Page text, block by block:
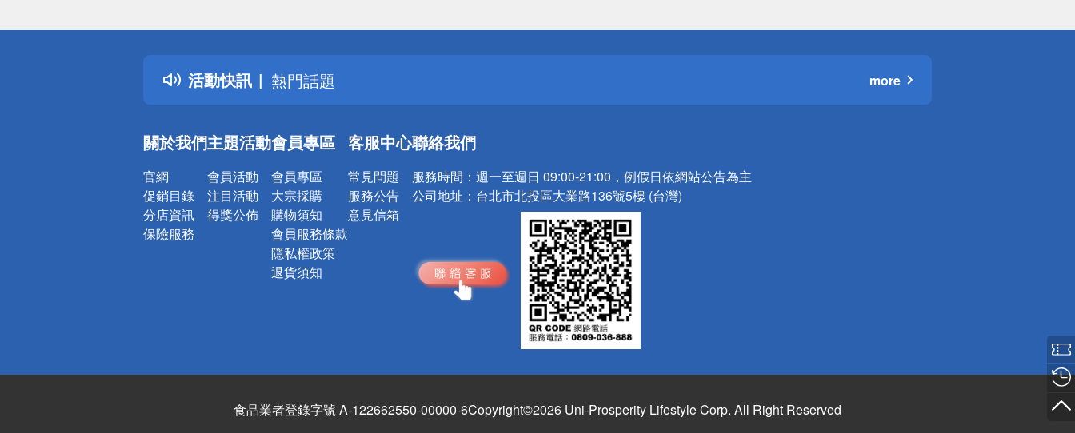
活動快訊
詐騙網頁！請小心！
得獎公告
熱門話題
銀行優惠
詐騙網頁！請小心！
more
關於我們
官網
促銷目錄
分店資訊
保險服務
主題活動
會員活動
注目活動
得獎公佈
會員專區
會員專區
大宗採購
購物須知
會員服務條款
隱私權政策
退貨須知
客服中心
常見問題
服務公告
意見信箱
聯絡我們
服務時間： 週一至週日 09:00-21:00，例假日依網站公告為主
公司地址： 台北市北投區大業路136號5樓 (台灣)
食品業者登錄字號 A-122662550-00000-6Copyright©2026 Uni-Prosperity Lifestyle Corp. All Right Reserved